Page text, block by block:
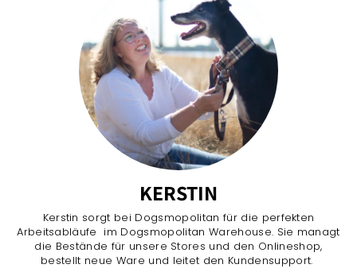
KERSTIN
Kerstin sorgt bei Dogsmopolitan für die perfekten
Arbeitsabläufe im Dogsmopolitan Warehouse. Sie managt
die Bestände für unsere Stores und den Onlineshop,
bestellt neue Ware und leitet den Kundensupport.